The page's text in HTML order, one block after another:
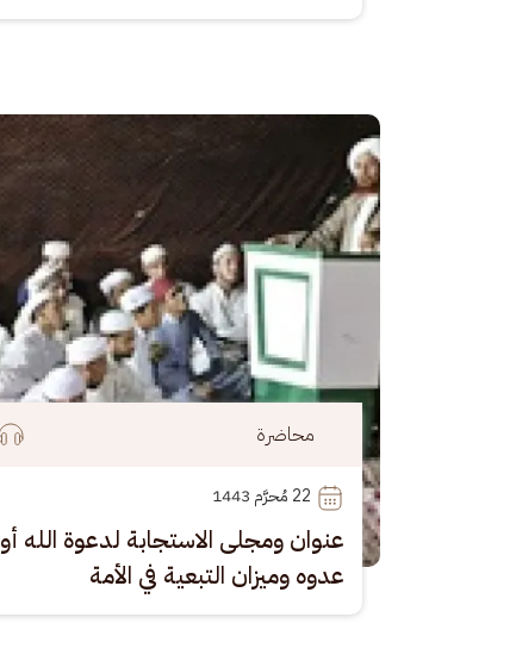
الصورة
محاضرة
22
عنوان ومجلى الاستجابة لدعوة الله أو
عدوه وميزان التبعية في الأمة